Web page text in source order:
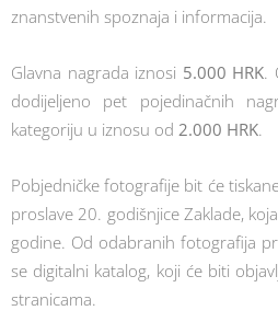
znanstvenih spoznaja i informacija.
Glavna nagrada iznosi 5.000 HRK.
dodijeljeno pet pojedinačnih
kategoriju u iznosu od 2.000 HRK.
Pobjedničke fotografije bit će
proslave 20. godišnjice Zaklade,
godine. Od odabranih fotografija
se digitalni katalog, koji će biti
stranicama.